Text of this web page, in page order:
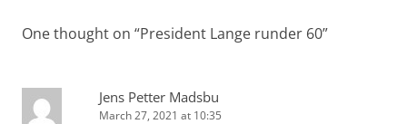
One thought on “President Lange runder 60”
Jens Petter Madsbu
March 27, 2021 at 10:35